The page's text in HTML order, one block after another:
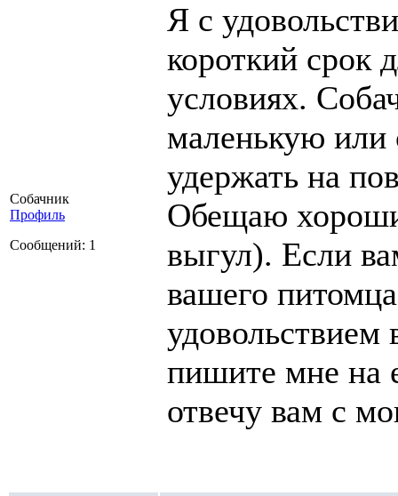
Собачник
Профиль
Сообщений: 1
Я с
короткий срок
условиях.
маленькую или
удержать на
Обещаю
выгул). Если
вашего
пишите мне
отвечу вам с